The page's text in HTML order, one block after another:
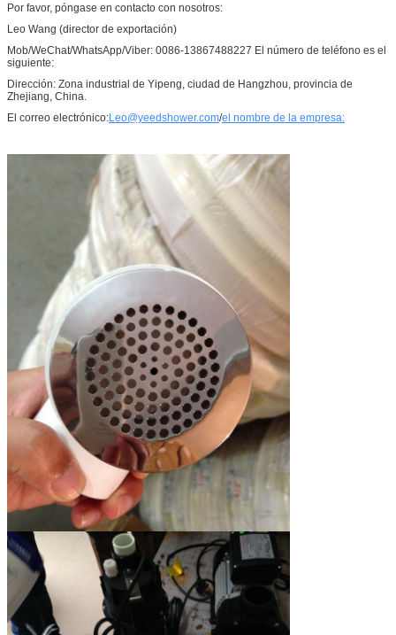
Por favor, póngase en contacto con nosotros:
Leo Wang (director de exportación)
Mob/WeChat/WhatsApp/Viber: 0086-13867488227 El número de teléfono es el
siguiente:
Dirección: Zona industrial de Yipeng, ciudad de Hangzhou, provincia de
Zhejiang, China.
El correo electrónico:Leo@yeedshower.com/el nombre de la empresa: